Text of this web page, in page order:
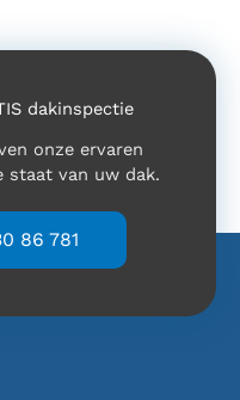
dakinspectie
onze ervaren
staat van uw dak.
86 781